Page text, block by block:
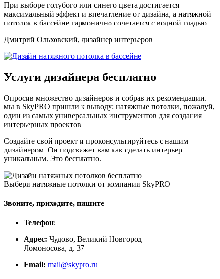
При выборе голубого или синего цвета достигается
максимальный эффект и впечатление от дизайна, а натяжной
потолок в бассейне гармонично сочетается с водной гладью.
Дмитрий Ольховский, дизайнер интерьеров
Услуги дизайнера бесплатно
Опросив множество дизайнеров и собрав их рекомендации,
мы в SkyPRO пришли к выводу: натяжные потолки, пожалуй,
один из самых универсальных инструментов для создания
интерьерных проектов.
Создайте свой проект и проконсультируйтесь с нашим
дизайнером. Он подскажет вам как сделать интерьер
уникальным. Это бесплатно.
Выбери натяжные потолки от компании SkyPRO
Звоните, приходите, пишите
Телефон:
Адрес: Чудово, Великий Новгород
Ломоносова, д. 37
Email: mail@skypro.ru